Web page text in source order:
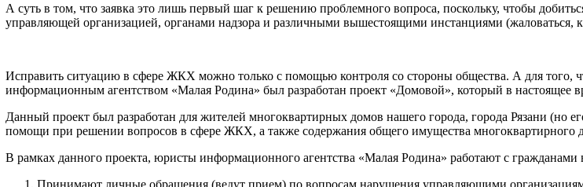
А суть в том, что заявка это лишь первый шаг к решению проблемного вопроса, поскольку, чтобы
управляющей организацией, органами надзора и различными вышестоящими инстанциями (жаловаться,
Исправить ситуацию в сфере ЖКХ можно только с помощью контроля со стороны общества. А для того,
информационным агентством «Малая Родина» был разработан проект «Домовой», который в настоящее
Данный проект был разработан для жителей многоквартирных домов нашего города, города Рязани (но
помощи при решении вопросов в сфере ЖКХ, а также содержания общего имущества многоквартирного
В рамках данного проекта, юристы информационного агентства «Малая Родина» работают с
Принимают личные обращения (ведут прием) по вопросам нарушения управляющими